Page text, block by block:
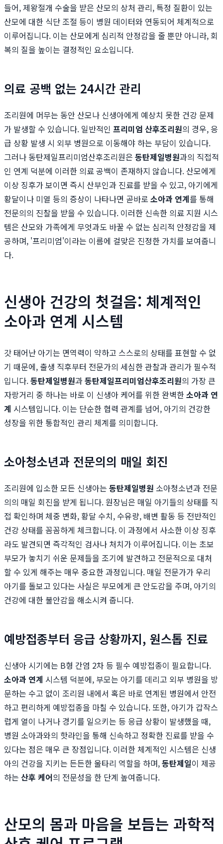
들어, 제왕절개 수술을 받은 산모의 상처 관리, 특정 질환이 있는
산모에 대한 식단 조절 등이 병원 데이터와 연동되어 체계적으로
이루어집니다. 이는 산모에게 심리적 안정감을 줄 뿐만 아니라, 회
복의 질을 높이는 결정적인 요소입니다.
의료 공백 없는 24시간 관리
조리원에 머무는 동안 산모나 신생아에게 예상치 못한 건강 문제
가 발생할 수 있습니다. 일반적인 프리미엄 산후조리원의 경우, 응
급 상황 발생 시 외부 병원으로 이동해야 하는 부담이 있습니다.
그러나 동탄제일프리미엄산후조리원은 동탄제일병원과의 직접적
인 연계 덕분에 이러한 의료 공백이 존재하지 않습니다. 산모에게
이상 징후가 보이면 즉시 산부인과 진료를 받을 수 있고, 아기에게
황달이나 미열 등의 증상이 나타나면 곧바로 소아과 연계를 통해
전문의의 진찰을 받을 수 있습니다. 이러한 신속한 의료 지원 시스
템은 산모와 가족에게 무엇과도 바꿀 수 없는 심리적 안정감을 제
공하며, '프리미엄'이라는 이름에 걸맞은 진정한 가치를 보여줍니
다.
신생아 건강의 첫걸음: 체계적인
소아과 연계 시스템
갓 태어난 아기는 면역력이 약하고 스스로의 상태를 표현할 수 없
기 때문에, 출생 직후부터 전문가의 세심한 관찰과 관리가 필수적
입니다.동탄제일병원과동탄제일프리미엄산후조리원의 가장 큰
자랑거리 중 하나는 바로 이 신생아 케어를 위한 완벽한소아과 연
계 시스템입니다. 이는 단순한 협력 관계를 넘어, 아기의 건강한
성장을 위한 통합적인 관리 체계를 의미합니다.
소아청소년과 전문의의 매일 회진
조리원에 입소한 모든 신생아는 동탄제일병원 소아청소년과 전문
의의 매일 회진을 받게 됩니다. 원장님은 매일 아기들의 상태를 직
접 확인하며 체중 변화, 황달 수치, 수유량, 배변 활동 등 전반적인
건강 상태를 꼼꼼하게 체크합니다. 이 과정에서 사소한 이상 징후
라도 발견되면 즉각적인 검사나 처치가 이루어집니다. 이는 초보
부모가 놓치기 쉬운 문제들을 조기에 발견하고 전문적으로 대처
할 수 있게 해주는 매우 중요한 과정입니다. 매일 전문가가 우리
아기를 돌보고 있다는 사실은 부모에게 큰 안도감을 주며, 아기의
건강에 대한 불안감을 해소시켜 줍니다.
예방접종부터 응급 상황까지, 원스톱 진료
신생아 시기에는 B형 간염 2차 등 필수 예방접종이 필요합니다.
소아과 연계 시스템 덕분에, 부모는 아기를 데리고 외부 병원을 방
문하는 수고 없이 조리원 내에서 혹은 바로 연계된 병원에서 안전
하고 편리하게 예방접종을 마칠 수 있습니다. 또한, 아기가 갑작스
럽게 열이 나거나 경기를 일으키는 등 응급 상황이 발생했을 때,
병원 소아과와의 핫라인을 통해 신속하고 정확한 진료를 받을 수
있다는 점은 매우 큰 장점입니다. 이러한 체계적인 시스템은 신생
아의 건강을 지키는 든든한 울타리 역할을 하며,동탄제일이 제공
하는 산후 케어의 전문성을 한 단계 높여줍니다.
산모의 몸과 마음을 보듬는 과학적